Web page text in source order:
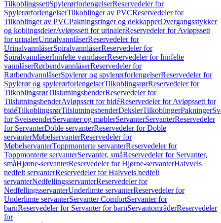
TilkoblingssettSpylerørforlengelserReservedeler for
SpylerørforlengelserTilkoblinger av PVCReservedeler for
Tilkoblinger av PVCPakningsringer og dekkapperOvergangsstykker
og koblingsdelerAvløpssett for urinalerReservedeler for Avløpssett
for urinalerUrinalvannlåserReservedeler for
UrinalvannlåserSpiralvannlåserReservedeler for
SpiralvannlåserInnfelte vannlåserReservedeler for Innfelte
vannlåserRørbendvannlåserReservedeler for
RørbendvannlåserSpylerør og spylerørforlengelserReservedeler for
Spylerør og spylerørforlengelserTilkoblingsrørReservedeler for
TilkoblingsrørTilslutningsbenderReservedeler for
TilslutningsbenderAvløpssett for bidéReservedeler for Avløpssett for
bidéTilkoblingsrørTilslutningsbenderDekslerTilkoblingerPakninger
for SveiseenderServanter og møblerServanterServanterReservedeler
for ServanterDoble servanterReservedeler for Doble
servanterMøbelservanterReservedeler for
MøbelservanterToppmonterte servanterReservedeler for
Toppmonterte servanterServanter, småReservedeler for Servanter,
småHjørne-servanterReservedeler for Hjørne-servanterHalvveis
nedfelt servanterReservedeler for Halvveis nedfelt
servanterNedfellingsservanterReservedeler for
NedfellingsservanterUnderlimte servanterReservedeler for
Underlimte servanterServanter ComfortServanter for
barnReservedeler for Servanter for barnServantområderReservedeler
for